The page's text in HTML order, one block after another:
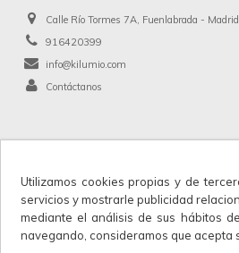
Calle Río Tormes 7A, Fuenlabrada -
916420399
info@kilumio.com
Contáctanos
Kilumio.com. Todos los derechos reservados.
Kilumio, distribuidor y proveedor mayorista de
y anunciados en TV. IVA no incluido en los precios.
Horario de atención al cliente: Lunes a Viernes
Utilizamos cookies propias y de
servicios y mostrarle publicidad
mediante el análisis de sus hábitos
navegando, consideramos que acepta